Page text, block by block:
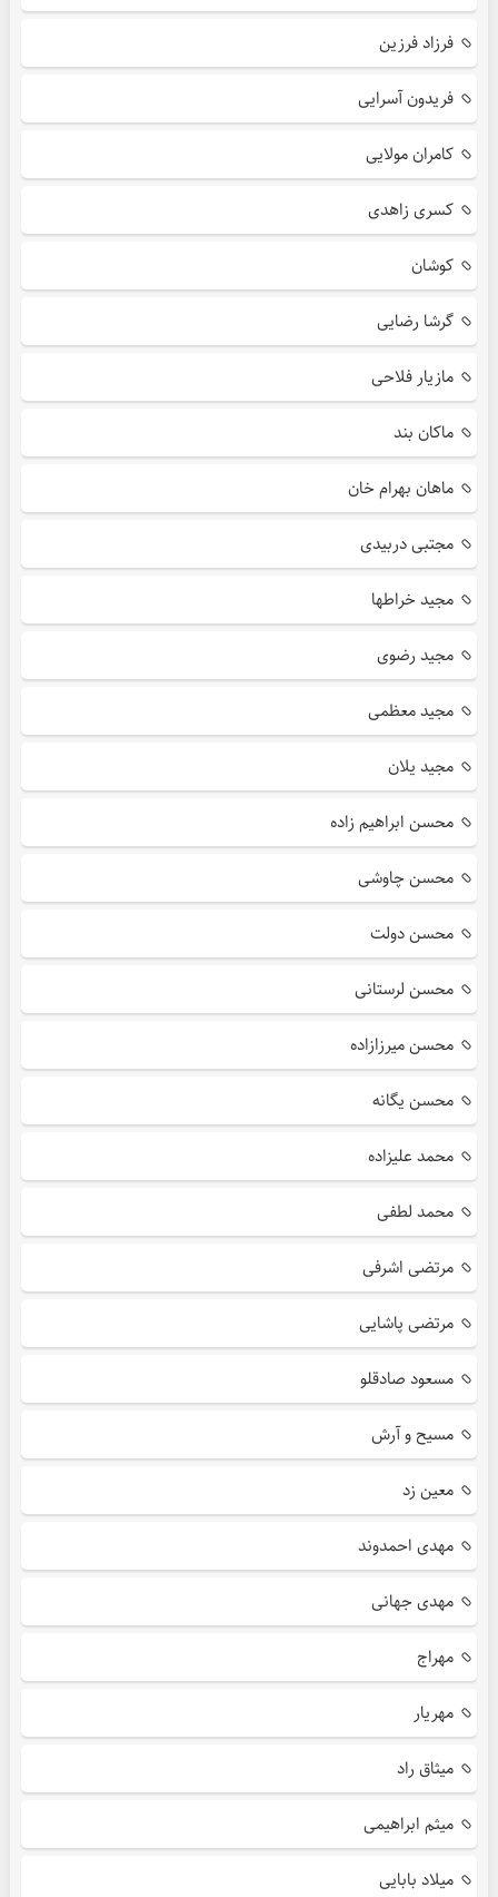
فرزاد فرزین
فریدون آسرایی
کامران مولایی
کسری زاهدی
کوشان
گرشا رضایی
مازیار فلاحی
ماکان بند
ماهان بهرام خان
مجتبی دربیدی
مجید خراطها
مجید رضوی
مجید معظمی
مجید یلان
محسن ابراهیم زاده
محسن چاوشی
محسن دولت
محسن لرستانی
محسن میرزازاده
محسن یگانه
محمد علیزاده
محمد لطفی
مرتضی اشرفی
مرتضی پاشایی
مسعود صادقلو
مسیح و آرش
معین زد
مهدی احمدوند
مهدی جهانی
مهراج
مهریار
میثاق راد
میثم ابراهیمی
میلاد بابایی